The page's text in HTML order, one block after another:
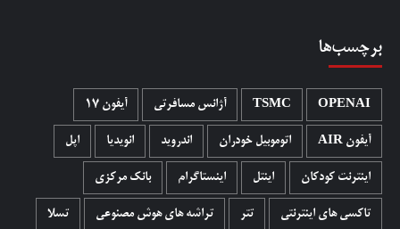
برچسب‌ها
OPENAI
TSMC آژانس مسافرتی آیفون 17
آیفون AIR اتوموبیل خودران اندروید انویدیا اپل
اینترنت کودکان اینتل اینستاگرام بانک مرکزی
تاکسی های اینترنتی تتر تراشه های هوش مصنوعی تسلا